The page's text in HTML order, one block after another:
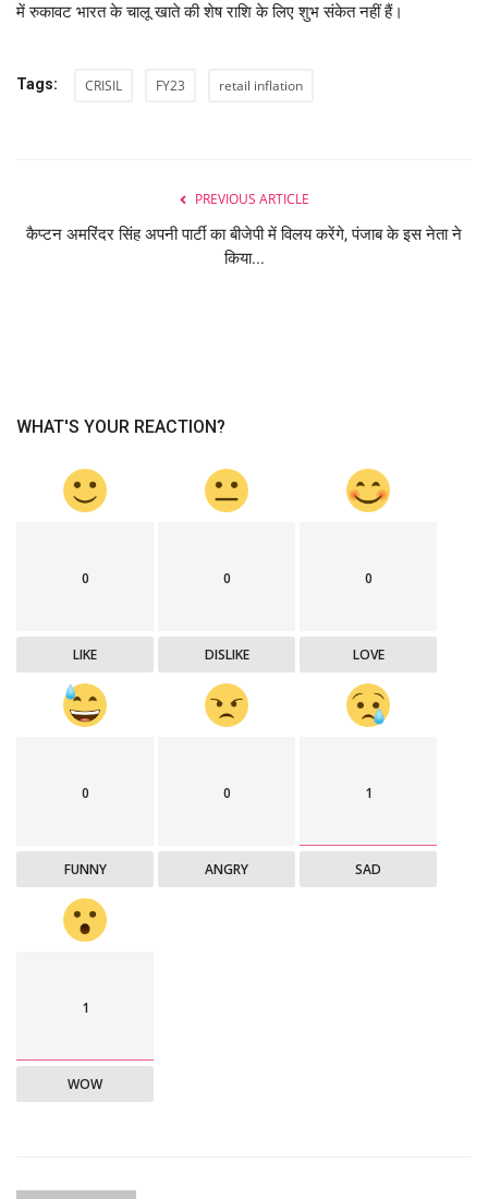
में रुकावट भारत के चालू खाते की शेष राशि के लिए शुभ संकेत नहीं हैं।
Tags: CRISIL FY23 retail inflation
PREVIOUS ARTICLE
कैप्टन अमरिंदर सिंह अपनी पार्टी का बीजेपी में विलय करेंगे, पंजाब के इस नेता ने
किया...
WHAT'S YOUR REACTION?
0
LIKE
0
DISLIKE
0
LOVE
0
FUNNY
0
ANGRY
1
SAD
1
WOW